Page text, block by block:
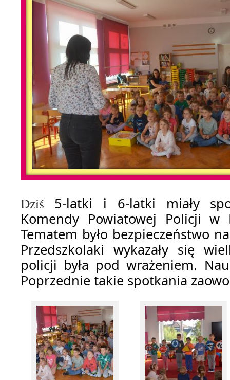
Dziś 5-latki i 6-latki miały
Komendy Powiatowej Policji w
Tematem było bezpieczeństwo
Przedszkolaki wykazały się
policji była pod wrażeniem.
Poprzednie takie spotkania